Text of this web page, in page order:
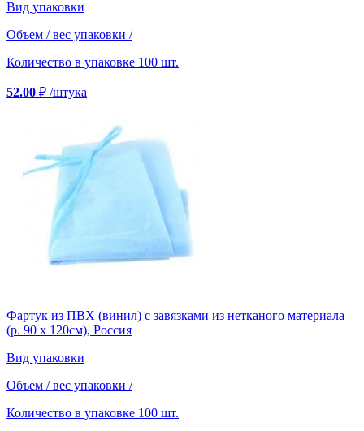
Вид упаковки
Объем / вес упаковки /
Количество в упаковке 100 шт.
52.00 ₽ /штука
Фартук из ПВХ (винил) с завязками из нетканого материала
(р. 90 х 120см), Россия
Вид упаковки
Объем / вес упаковки /
Количество в упаковке 100 шт.